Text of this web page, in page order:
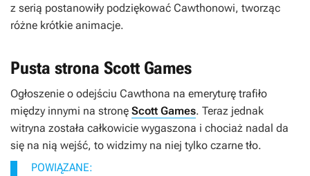
z serią postanowiły podziękować Cawthonowi, tworząc
różne krótkie animacje.
Pusta strona Scott Games
Ogłoszenie o odejściu Cawthona na emeryturę trafiło
między innymi na stronę Scott Games. Teraz jednak
witryna została całkowicie wygaszona i chociaż nadal da
się na nią wejść, to widzimy na niej tylko czarne tło.
POWIĄZANE: